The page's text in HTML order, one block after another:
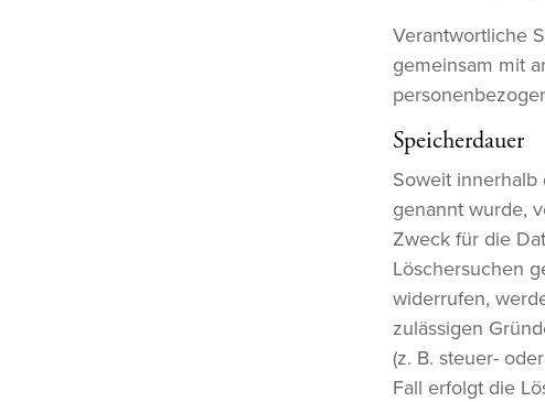
Verantwortliche
gemeinsam mit
Speicherdauer
Soweit
genannt wurde,
Zweck für die
Löschersuchen
widerrufen,
zulässigen
(z. B. steuer-
Fall erfolgt die